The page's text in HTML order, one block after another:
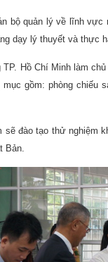
bộ quản lý về lĩnh
dạy lý thuyết và thực
TP. Hồ Chí Minh làm
gồm: phòng chiếu
sẽ đào tạo thử
Bản.